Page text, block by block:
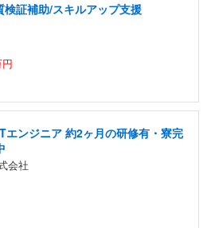
証補助/スキルアップ支援
エンジニア 約2ヶ月の研修有・寮完
会社